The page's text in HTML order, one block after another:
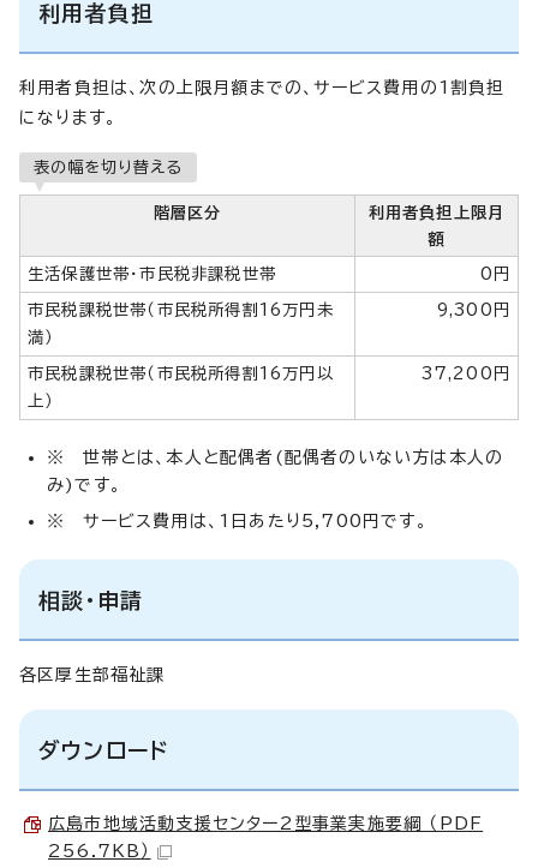
利用者負担
利用者負担は、次の上限月額までの、サービス費用の1割負担
になります。
表の幅を切り替える
階層区分
利用者負担上限月
額
生活保護世帯・市民税非課税世帯 0円
市民税課税世帯（市民税所得割16万円未
満）
9,300円
市民税課税世帯（市民税所得割16万円以
上）
37,200円
※ 世帯とは、本人と配偶者(配偶者のいない方は本人の
み)です。
※ サービス費用は、1日あたり5,700円です。
相談・申請
各区厚生部福祉課
ダウンロード
広島市地域活動支援センター2型事業実施要綱 （PDF
256.7KB）